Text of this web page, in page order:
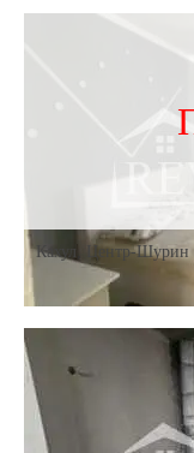
Кахул Центр-Шурин